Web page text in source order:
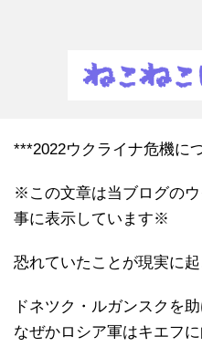
***2022ウクライナ危機に
※この文章は当ブログの
事に表示しています※
恐れていたことが現実に起
ドネツク・ルガンスクを
なぜかロシア軍はキエフ